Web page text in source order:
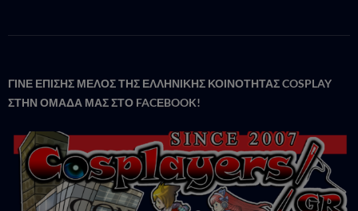
ΓΙΝΕ ΕΠΙΣΗΣ ΜΕΛΟΣ ΤΗΣ ΕΛΛΗΝΙΚΗΣ ΚΟΙΝΟΤΗΤΑΣ COSPLAY
ΣΤΗΝ ΟΜΑΔΑ ΜΑΣ ΣΤΟ FACΕBOOK!